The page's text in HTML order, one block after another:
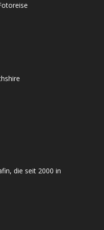
die seit 2000 in